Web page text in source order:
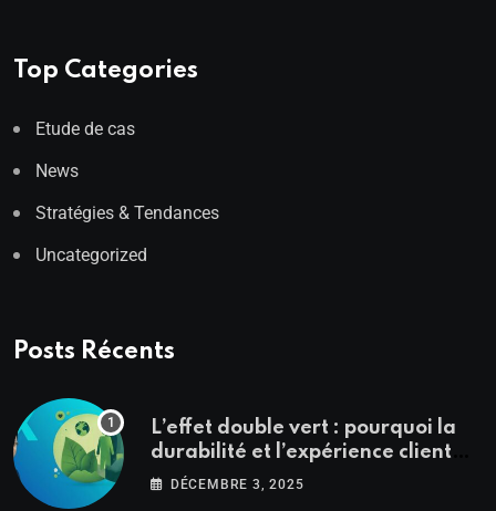
Top Categories
Etude de cas
News
Stratégies & Tendances
Uncategorized
Posts Récents
L’effet double vert : pourquoi la
durabilité et l’expérience client
sont les deux faces d’une même
DÉCEMBRE 3, 2025